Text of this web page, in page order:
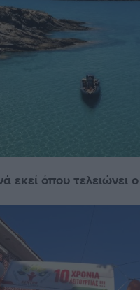
εκεί όπου τελειώνει